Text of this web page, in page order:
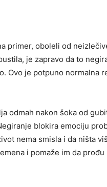
primer, oboleli od
je zapravo da to
Ovo je potpuno normalna
odmah nakon šoka od
blokira emociju
nema smisla i da ništa
i pomaže im da